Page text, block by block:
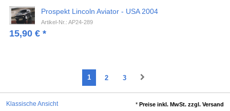
Prospekt Lincoln Aviator - USA 2004
Artikel-Nr.: AP24-289
15,90 €*
1 2 3
Klassische Ansicht *Preise inkl. MwSt. zzgl. Versand